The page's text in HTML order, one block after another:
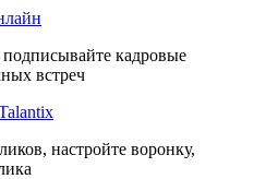
кадровые
встреч
настройте воронку,